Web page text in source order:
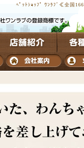
ﾍﾟｯﾄｼｮｯﾌﾟ ﾜﾝﾗﾌﾞ≪全国